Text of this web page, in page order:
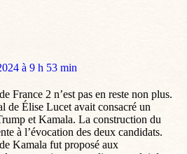
à 9 h 53 min
France 2 n’est pas en reste non plus.
de Élise Lucet avait consacré un
et Kamala. La construction du
à l’évocation des deux candidats.
Kamala fut proposé aux